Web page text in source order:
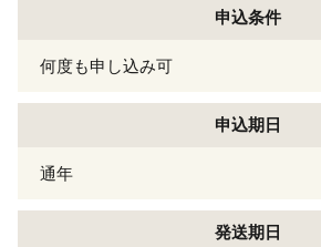
申込条件
何度も申し込み可
申込期日
通年
発送期日